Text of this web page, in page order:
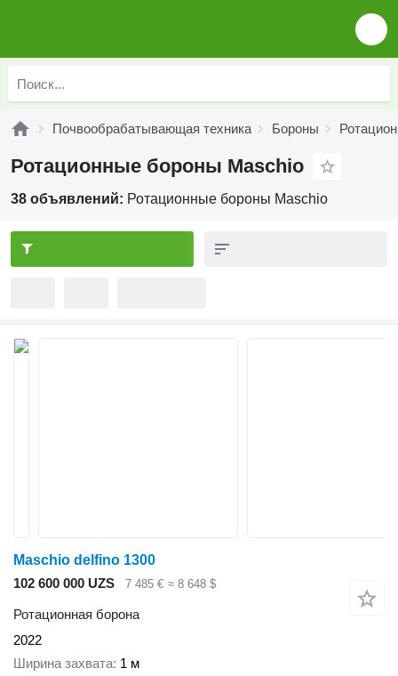
Почвообрабатывающая техника Бороны
Ротационные бороны Maschio
38 объявлений: Ротационные бороны Maschio
Maschio delfino 1300
102 600 000 UZS
7 485 € ≈ 8 648 $
Ротационная борона
2022
Ширина захвата 1 м